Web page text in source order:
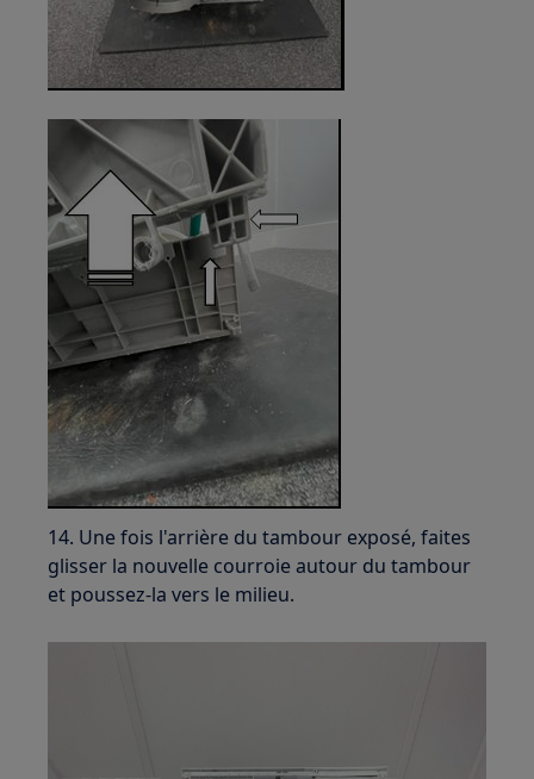
14. Une fois l'arrière du tambour exposé, faites
glisser la nouvelle courroie autour du tambour
et poussez-la vers le milieu.